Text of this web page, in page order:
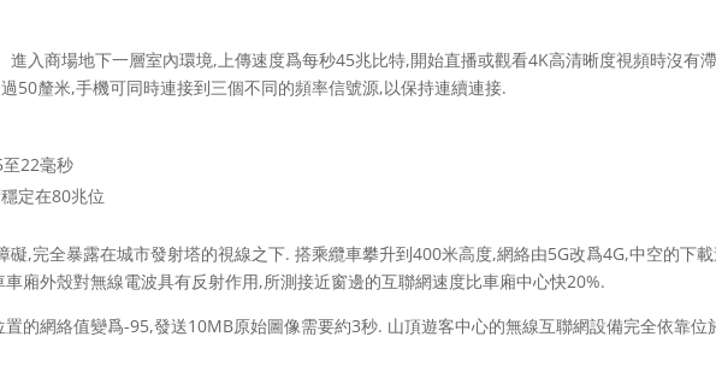
進入商場地下一層室內環境,上傳速度爲每秒45兆比特,開始直播或觀看4K高清晰度視頻時沒有
50釐米,手機可同時連接到三個不同的頻率信號源,以保持連續連接.
22毫秒
定在80兆位
礙,完全暴露在城市發射塔的視線之下. 搭乘纜車攀升到400米高度,網絡由5G改爲4G,中空的下
廂外殼對無線電波具有反射作用,所測接近窗邊的互聯網速度比車廂中心快20%.
的網絡值變爲-95,發送10MB原始圖像需要約3秒. 山頂遊客中心的無線互聯網設備完全依靠位